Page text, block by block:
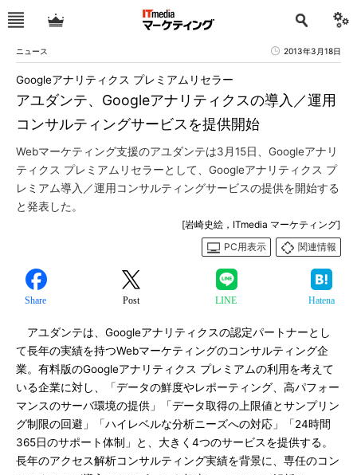
ニュース 2013年3月18日
アユダンテ、Googleアナリティクスの導入／運用
コンサルティングサービスを提供開始
Googleアナリティクス プレミアムリセラー
Webマーケティング支援のアユダンテは3月15日、Googleアナリ
ティクス プレミアムリセラーとして、Googleアナリティクス プ
レミアム導入／運用コンサルティングサービスの提供を開始する
と発表した。
[岩崎史絵，ITmedia マーケティング]
PC用表示
関連情報
Share Post LINE Hatena
アユダンテは、Googleアナリティクスの認定パートナーとし
て長年の実績を持つWebマーケティングのコンサルティング企
業。有料版のGoogleアナリティクス プレミアムの利用を考えて
いる企業に対し、「データの鮮度やレポーティング、高パフォー
マンスのサーバ環境の提供」「データ取得の上限値とサンプリン
グ制限の回避」「ハイレベルな分析ニーズへの対応」「24時間
365日のサポート体制」と、大きく4つのサービスを提供する。
長年のアクセス解析コンサルティング実績を背景に、専任のコン